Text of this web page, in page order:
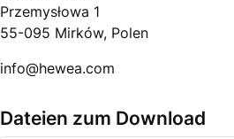
Przemysłowa 1
55-095 Mirków, Polen
info@hewea.com
Dateien zum Download